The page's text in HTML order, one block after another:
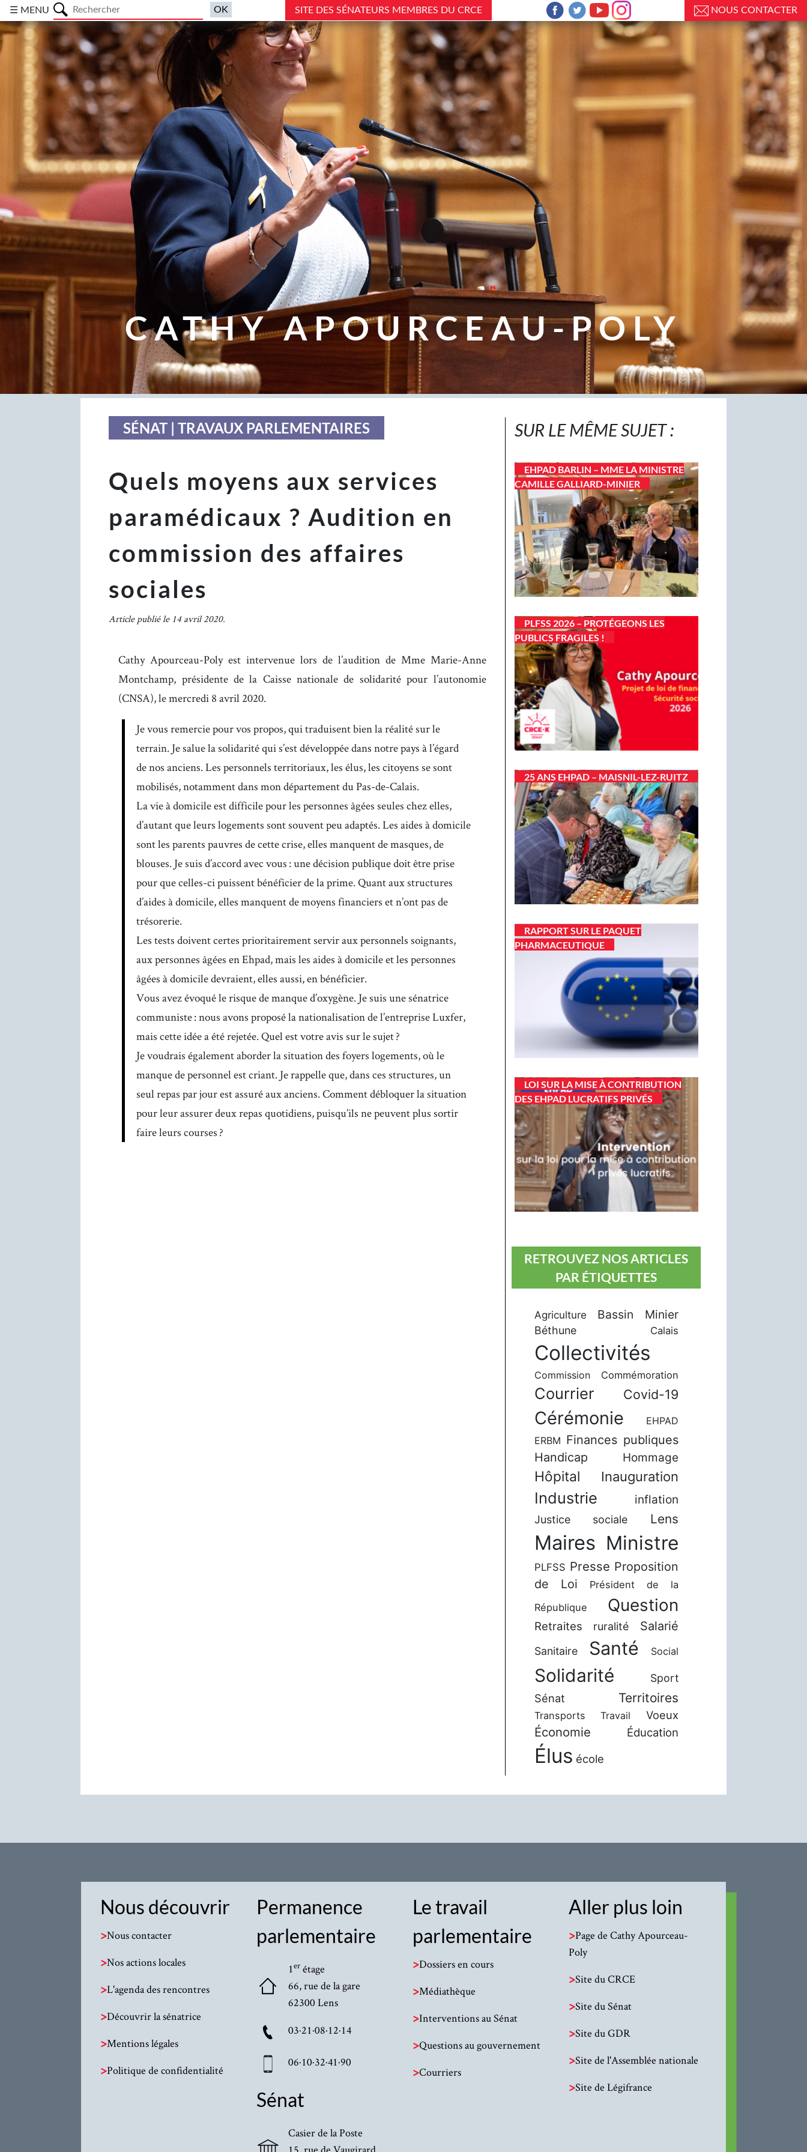
☰ MENU SITE DES SÉNATEURS MEMBRES DU CRCE NOUS CONTACTER
CATHY APOURCEAU-POLY
SÉNAT | TRAVAUX PARLEMENTAIRES
Quels moyens aux services
paramédicaux ? Audition en
commission des affaires
sociales
Article publié le 14 avril 2020.
Cathy Apourceau-Poly est intervenue lors de l’audition de Mme Marie-Anne
Montchamp, présidente de la Caisse nationale de solidarité pour l’autonomie
(CNSA), le mercredi 8 avril 2020.
Je vous remercie pour vos propos, qui traduisent bien la réalité sur le
terrain. Je salue la solidarité qui s’est développée dans notre pays à l’égard
de nos anciens. Les personnels territoriaux, les élus, les citoyens se sont
mobilisés, notamment dans mon département du Pas-de-Calais.
La vie à domicile est difficile pour les personnes âgées seules chez elles,
d’autant que leurs logements sont souvent peu adaptés. Les aides à domicile
sont les parents pauvres de cette crise, elles manquent de masques, de
blouses. Je suis d’accord avec vous : une décision publique doit être prise
pour que celles-ci puissent bénéficier de la prime. Quant aux structures
d’aides à domicile, elles manquent de moyens financiers et n’ont pas de
trésorerie.
Les tests doivent certes prioritairement servir aux personnels soignants,
aux personnes âgées en Ehpad, mais les aides à domicile et les personnes
âgées à domicile devraient, elles aussi, en bénéficier.
Vous avez évoqué le risque de manque d’oxygène. Je suis une sénatrice
communiste : nous avons proposé la nationalisation de l’entreprise Luxfer,
mais cette idée a été rejetée. Quel est votre avis sur le sujet ?
Je voudrais également aborder la situation des foyers logements, où le
manque de personnel est criant. Je rappelle que, dans ces structures, un
seul repas par jour est assuré aux anciens. Comment débloquer la situation
pour leur assurer deux repas quotidiens, puisqu’ils ne peuvent plus sortir
faire leurs courses ?
SUR LE MÊME SUJET :
EHPAD BARLIN – MME LA MINISTRE
CAMILLE GALLIARD-MINIER
PLFSS 2026 – PROTÉGEONS LES
PUBLICS FRAGILES !
25 ANS EHPAD – MAISNIL-LEZ-RUITZ
RAPPORT SUR LE PAQUET
PHARMACEUTIQUE
LOI SUR LA MISE À CONTRIBUTION
DES EHPAD LUCRATIFS PRIVÉS
RETROUVEZ NOS ARTICLES
PAR ÉTIQUETTES
Agriculture Bassin Minier
Béthune Calais
Collectivités
Commission Commémoration
Courrier Covid-19
Cérémonie
EHPAD
ERBM Finances publiques
Handicap
Hommage
Hôpital Inauguration
Industrie inflation
Justice sociale Lens
Maires Ministre
PLFSS Presse Proposition
de Loi
Président de la
République
Question
Retraites ruralité Salarié
Sanitaire Santé Social
Solidarité Sport
Sénat Territoires
Transports Travail Voeux
Économie Éducation
Élus école
Nous découvrir
>Nous contacter
>Nos actions locales
>L'agenda des rencontres
>Découvrir la sénatrice
>Mentions légales
>Politique de confidentialité
Permanence
parlementaire
1er étage
66, rue de la gare
62300 Lens
03·21·08·12·14
06·10·32·41·90
Sénat
Casier de la Poste
Le travail
parlementaire
>Dossiers en cours
>Médiathèque
>Interventions au Sénat
>Questions au gouvernement
>Courriers
Aller plus loin
>Page de Cathy Apourceau-
Poly
>Site du CRCE
>Site du Sénat
>Site du GDR
>Site de l'Assemblée nationale
>Site de Légifrance